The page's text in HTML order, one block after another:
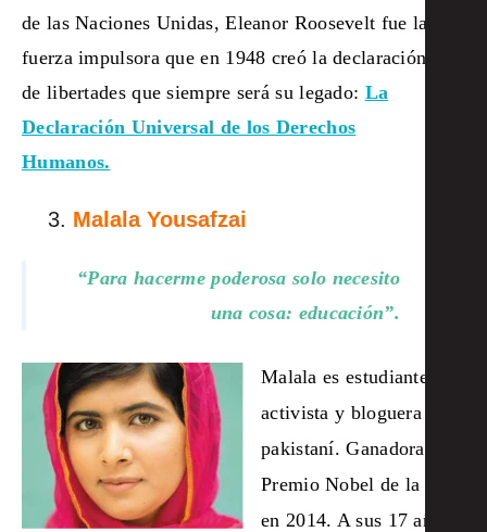
de las Naciones Unidas,Eleanor Roosevelt fue la
fuerza impulsora que en 1948 creó la declaración
de libertades que siempre será su legado: La
Declaración Universal de los Derechos
Humanos.
Malala Yousafzai
“Para hacerme poderosa solo necesito
una cosa: educación”.
Malala es estudiante,
activista y bloguera
pakistaní. Ganadora del
Premio Nobel de la Paz
en 2014. A sus 17 años,